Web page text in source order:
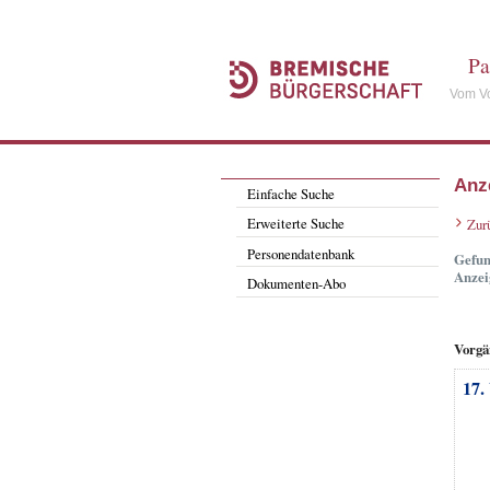
Vom
Einfache Suche
Erweiterte Suche
Personendatenbank
Dokumenten-Abo